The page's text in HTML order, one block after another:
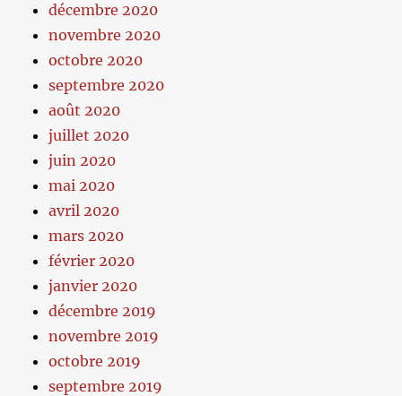
décembre 2020
novembre 2020
octobre 2020
septembre 2020
août 2020
juillet 2020
juin 2020
mai 2020
avril 2020
mars 2020
février 2020
janvier 2020
décembre 2019
novembre 2019
octobre 2019
septembre 2019